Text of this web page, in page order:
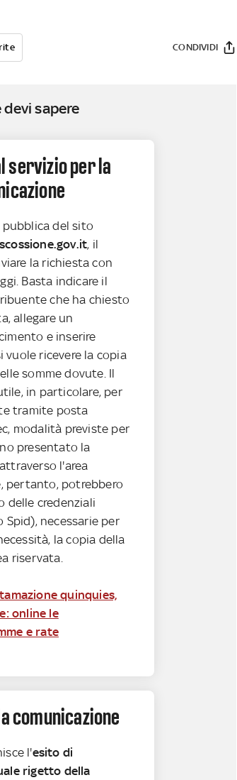
CONDIVIDI
sapere
servizio per la
del sito
, il
la richiesta con
Basta indicare il
che ha chiesto
allegare un
e inserire
vuole ricevere la copia
somme dovute. Il
in particolare, per
tramite posta
modalità previste per
presentato la
l'area
pertanto, potrebbero
delle credenziali
Spid), necessarie per
la copia della
riservata.
quinquies,
online le
e rate
comunicazione
l'esito di
rigetto della